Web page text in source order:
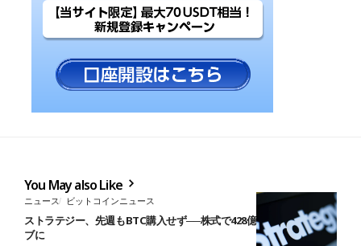
You May also Like
ニュース ビットコインニュース
ストラテジー、先週もBTC購入せず──株式で428億円調達もリザー
ブに